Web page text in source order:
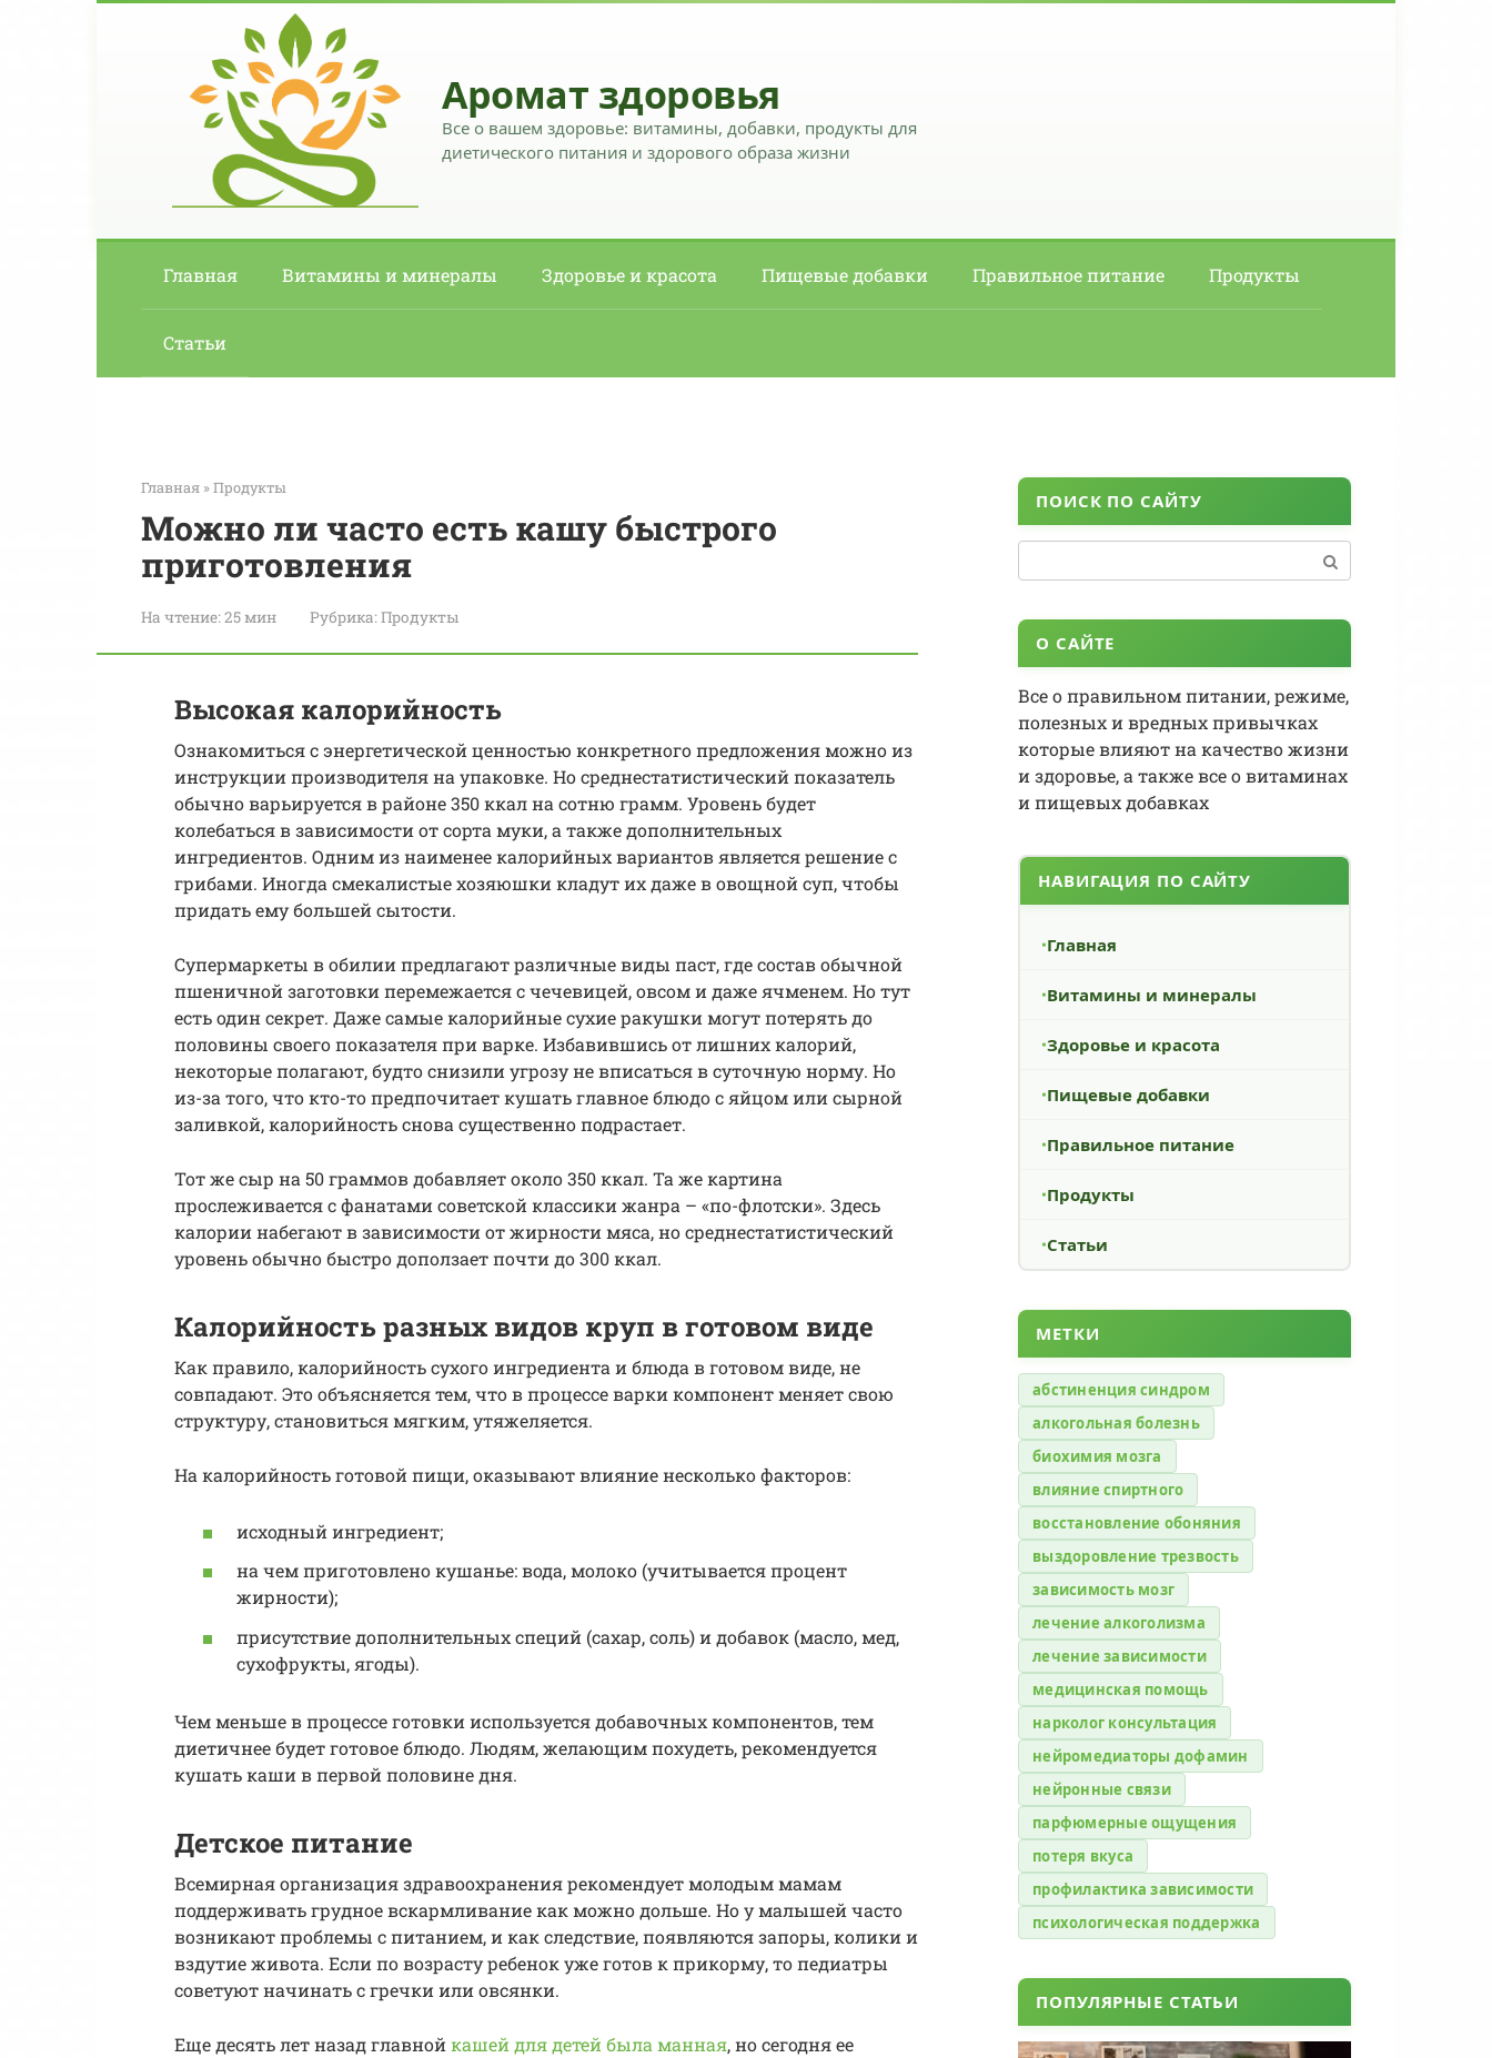
Аромат здоровья
Все о вашем здоровье: витамины, добавки, продукты для
диетического питания и здорового образа жизни
Главная Витамины и минералы Здоровье и красота Пищевые добавки Правильное питание Продукты
Статьи
Главная »Продукты
Можно ли часто есть кашу быстрого
приготовления
На чтение:25 мин Рубрика:Продукты
Высокая калорийность
Ознакомиться с энергетической ценностью конкретного предложения можно из
инструкции производителя на упаковке. Но среднестатистический показатель
обычно варьируется в районе 350 ккал на сотню грамм. Уровень будет
колебаться в зависимости от сорта муки, а также дополнительных
ингредиентов. Одним из наименее калорийных вариантов является решение с
грибами. Иногда смекалистые хозяюшки кладут их даже в овощной суп, чтобы
придать ему большей сытости.
Супермаркеты в обилии предлагают различные виды паст, где состав обычной
пшеничной заготовки перемежается с чечевицей, овсом и даже ячменем. Но тут
есть один секрет. Даже самые калорийные сухие ракушки могут потерять до
половины своего показателя при варке. Избавившись от лишних калорий,
некоторые полагают, будто снизили угрозу не вписаться в суточную норму. Но
из-за того, что кто-то предпочитает кушать главное блюдо с яйцом или сырной
заливкой, калорийность снова существенно подрастает.
Тот же сыр на 50 граммов добавляет около 350 ккал. Та же картина
прослеживается с фанатами советской классики жанра – «по-флотски». Здесь
калории набегают в зависимости от жирности мяса, но среднестатистический
уровень обычно быстро доползает почти до 300 ккал.
Калорийность разных видов круп в готовом виде
Как правило, калорийность сухого ингредиента и блюда в готовом виде, не
совпадают. Это объясняется тем, что в процессе варки компонент меняет свою
структуру, становиться мягким, утяжеляется.
На калорийность готовой пищи, оказывают влияние несколько факторов:
исходный ингредиент;
на чем приготовлено кушанье: вода, молоко (учитывается процент
жирности);
присутствие дополнительных специй (сахар, соль) и добавок (масло, мед,
сухофрукты, ягоды).
Чем меньше в процессе готовки используется добавочных компонентов, тем
диетичнее будет готовое блюдо. Людям, желающим похудеть, рекомендуется
кушать каши в первой половине дня.
Детское питание
Всемирная организация здравоохранения рекомендует молодым мамам
поддерживать грудное вскармливание как можно дольше. Но у малышей часто
возникают проблемы с питанием, и как следствие, появляются запоры, колики и
вздутие живота. Если по возрасту ребенок уже готов к прикорму, то педиатры
советуют начинать с гречки или овсянки.
Еще десять лет назад главнойкашей для детей была манная, но сегодня ее
ПОИСК ПО САЙТУ
О САЙТЕ
Все о правильном питании, режиме,
полезных и вредных привычках
которые влияют на качество жизни
и здоровье, а также все о витаминах
и пищевых добавках
НАВИГАЦИЯ ПО САЙТУ
Главная
Витамины и минералы
Здоровье и красота
Пищевые добавки
Правильное питание
Продукты
Статьи
МЕТКИ
абстиненция синдром
алкогольная болезнь
биохимия мозга
влияние спиртного
восстановление обоняния
выздоровление трезвость
зависимость мозг
лечение алкоголизма
лечение зависимости
медицинская помощь
нарколог консультация
нейромедиаторы дофамин
нейронные связи
парфюмерные ощущения
потеря вкуса
профилактика зависимости
психологическая поддержка
ПОПУЛЯРНЫЕ СТАТЬИ